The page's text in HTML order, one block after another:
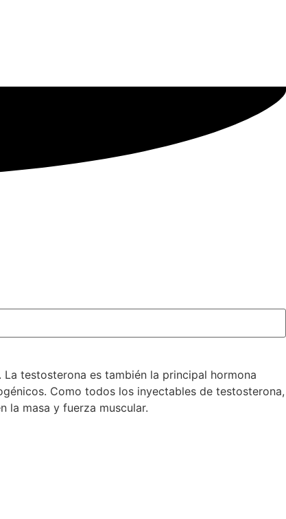
testosterona es también la principal hormona
Como todos los inyectables de testosterona,
la masa y fuerza muscular.